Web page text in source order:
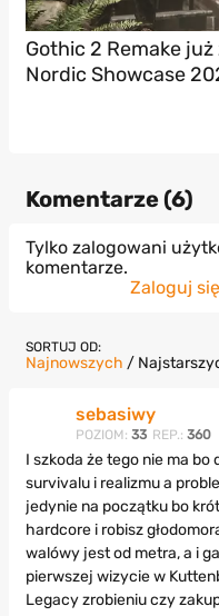
Gothic 2 Remake już
Nordic Showcase
Komentarze (6)
Tylko zalogowani
komentarze.
Zaloguj się
SORTUJ OD:
Najnowszych /
sebasiwy
POZIOM: 33 REP.: 360
I szkoda że tego nie ma bo
survivalu i realizmu a
jedynie na początku bo
hardcore i robisz
walówy jest od metra, a i
pierwszej wizycie w
Legacy zrobieniu czy